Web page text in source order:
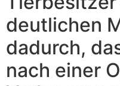
deutlichen
dadurch,
nach einer